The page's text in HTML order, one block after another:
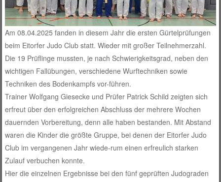
Am 08.04.2025 fanden in diesem Jahr die ersten Gürtelprüfungen
beim Eitorfer Judo Club statt. Wieder mit großer Teilnehmerzahl.
Die 19 Prüflinge mussten, je nach Schwierigkeitsgrad, neben den
wichtigen Fallübungen, verschiedene Wurftechniken sowie
Techniken des Bodenkampfs vor-führen.
Trainer Wolfgang Giesecke und Prüfer Patrick Schild zeigten sich
erfreut über den erfolgreichen Abschluss der mehrere Wochen
dauernden Vorbereitung, denn alle haben bestanden. Mit Abstand
waren die Kinder die größte Gruppe, bei denen der Eitorfer Judo
Club im vergangenen Jahr wiede-rum einen erfreulich starken
Zulauf verbuchen konnte.
Hier die einzelnen Ergebnisse bei den fünf geprüften Judograden